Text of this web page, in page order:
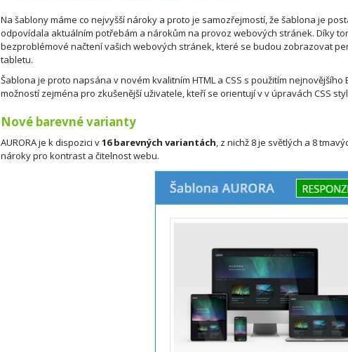
Na šablony máme co nejvyšší nároky a proto je samozřejmostí, že šablona je
odpovídala aktuálním potřebám a nárokům na provoz webových stránek. Díky
bezproblémové načtení vašich webových stránek, které se budou zobrazovat
tabletu.
Šablona je proto napsána v novém kvalitním HTML a CSS s použitím
možností zejména pro zkušenější uživatele, kteří se orientují v v úpravách CSS
Nové barevné varianty
AURORA je k dispozici v16 barevných variantách, z nichž 8 je světlých a 8
nároky pro kontrast a čitelnost webu.